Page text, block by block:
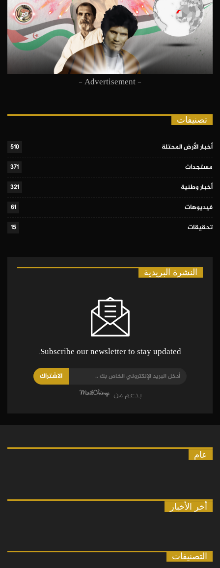
- Advertisement -
تصنيفات
أخبار الأرض المحتلة
510
مستجدات
371
أخبار وطنية
321
فيديوهات
61
تحقيقات
15
النشرة البريدية
Subscribe our newsletter to stay updated.
الاشتراك
بدعم من
عام
أخر الأخبار
التصنيفات